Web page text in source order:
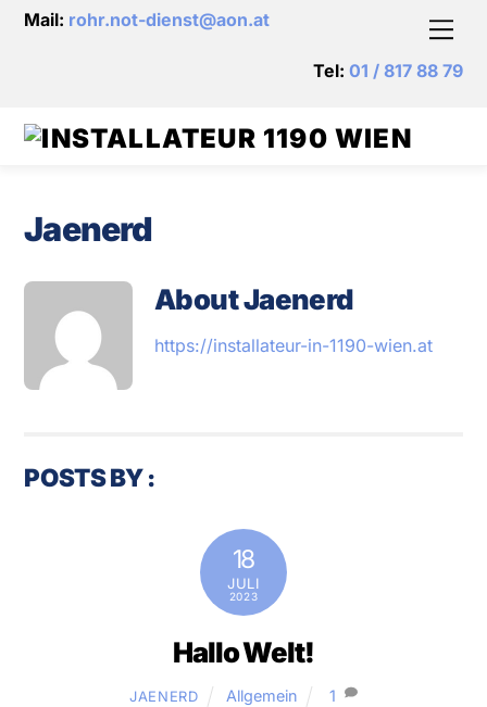
SkipMail: rohr.not-dienst@aon.at
Tel: 01 / 817 88 79
Jaenerd
AboutJaenerd
https://installateur-in-1190-wien.at
POSTS BY :
18
JULI
2023
Hallo Welt!
JAENERD Allgemein 1